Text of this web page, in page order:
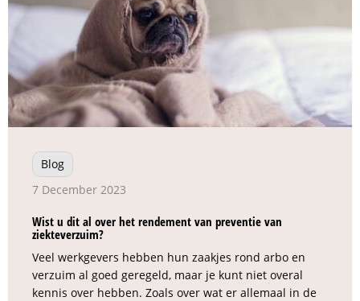
Blog
7 December 2023
Wist u dit al over het rendement van preventie van
ziekteverzuim?
Veel werkgevers hebben hun zaakjes rond arbo en
verzuim al goed geregeld, maar je kunt niet overal
kennis over hebben. Zoals over wat er allemaal in de